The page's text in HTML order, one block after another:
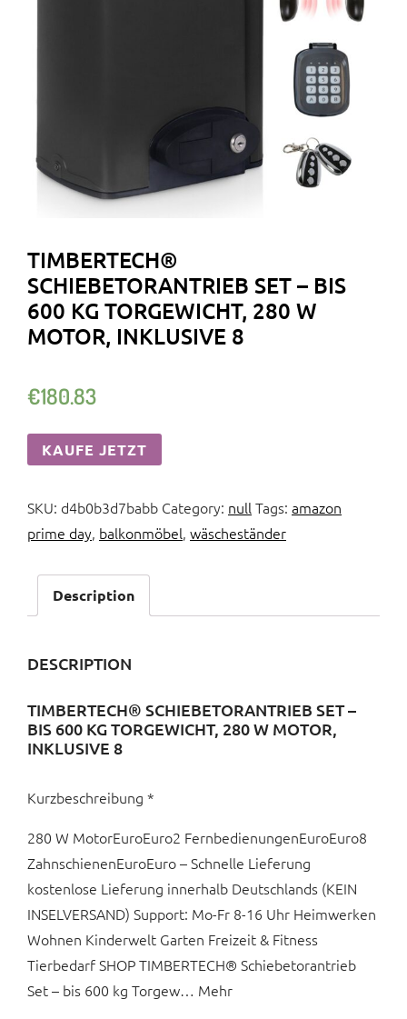
TIMBERTECH®
SCHIEBETORANTRIEB SET – BIS
600 KG TORGEWICHT, 280 W
MOTOR, INKLUSIVE 8
€180.83
KAUFE JETZT
SKU: d4b0b3d7babb Category: nullTags: amazon
prime day, balkonmöbel, wäscheständer
Description
DESCRIPTION
TIMBERTECH® SCHIEBETORANTRIEB SET –
BIS 600 KG TORGEWICHT, 280 W MOTOR,
INKLUSIVE 8
Kurzbeschreibung *
280 W MotorEuroEuro2 FernbedienungenEuroEuro8
ZahnschienenEuroEuro – Schnelle Lieferung
kostenlose Lieferung innerhalb Deutschlands (KEIN
INSELVERSAND) Support: Mo-Fr 8-16 Uhr Heimwerken
Wohnen Kinderwelt Garten Freizeit & Fitness
Tierbedarf SHOP TIMBERTECH® Schiebetorantrieb
Set – bis 600 kg Torgew… Mehr